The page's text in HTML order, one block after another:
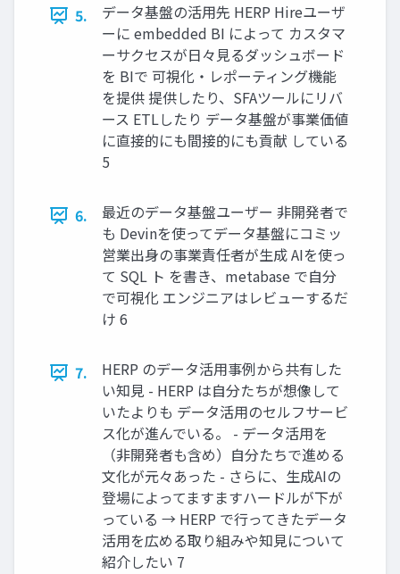
5.
データ基盤の活用先 HERP Hireユーザ
ーに embedded BI によって カスタマ
ーサクセスが日々見るダッシュボード
を BIで 可視化・レポーティング機能
を提供 提供したり、SFAツールにリバ
ース ETLしたり データ基盤が事業価値
に直接的にも間接的にも貢献 している
5
6.
最近のデータ基盤ユーザー 非開発者で
も Devinを使ってデータ基盤にコミッ
営業出身の事業責任者が生成 AIを使っ
て SQL ト を書き、metabase で自分
で可視化 エンジニアはレビューするだ
け 6
7.
HERP のデータ活用事例から共有した
い知見 - HERP は自分たちが想像して
いたよりも データ活用のセルフサービ
ス化が進んでいる。 - データ活用を
（非開発者も含め）自分たちで進める
文化が元々あった - さらに、生成AIの
登場によってますますハードルが下が
っている → HERP で行ってきたデータ
活用を広める取り組みや知見について
紹介したい 7